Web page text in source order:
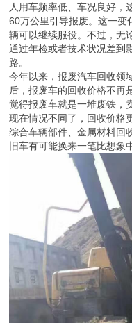
人用车频率低、车况良好，
60万公里引导报废。这一变
辆可以继续服役。不过，无
通过年检或者技术状况差到
路。
今年以来，报废汽车回收领
后，报废车的回收价格不再
觉得报废车就是一堆废铁，
现在情况不同了，回收价格
综合车辆部件、金属材料回
旧车有可能换来一笔比想象